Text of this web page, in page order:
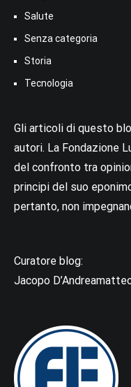
Salute
Senza categoria
Storia
Tecnologia
Gli articoli di questo
autori. La Fondazione
del confronto tra
principi del suo
pertanto, non
Curatore blog:
Jacopo